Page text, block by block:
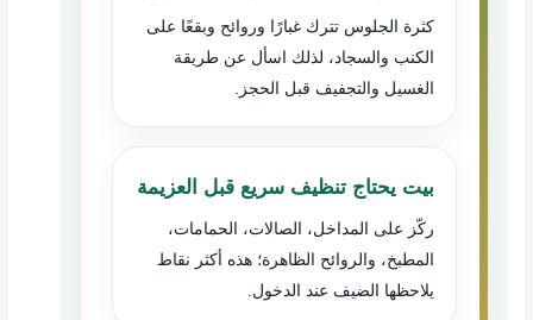
كثرة الجلوس تترك غبارًا وروائح وبقعًا على
الكنب والسجاد، لذلك اسأل عن طريقة
الغسيل والتجفيف قبل الحجز.
بيت يحتاج تنظيف سريع قبل العزيمة
ركّز على المداخل، الصالات، الحمامات،
المطبخ، والروائح الظاهرة؛ هذه أكثر نقاط
يلاحظها الضيف عند الدخول.